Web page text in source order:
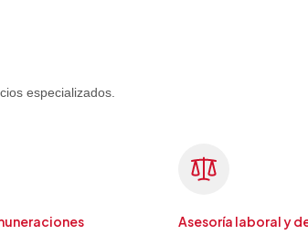
especializados.
Asesoría laboral y